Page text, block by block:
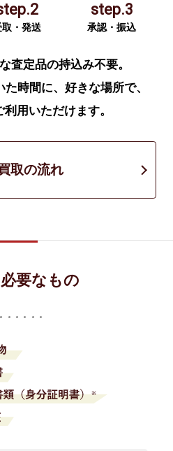
取・発送
step.3
承認・振込
査定品の持込み不要。
時間に、好きな場所で、
用いただけます。
取の流れ
要なもの